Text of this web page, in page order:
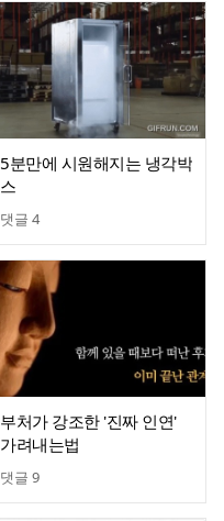
5분만에 시원해지는 냉각박
스
댓글 4
부처가 강조한 '진짜 인연'
가려내는법
댓글 9